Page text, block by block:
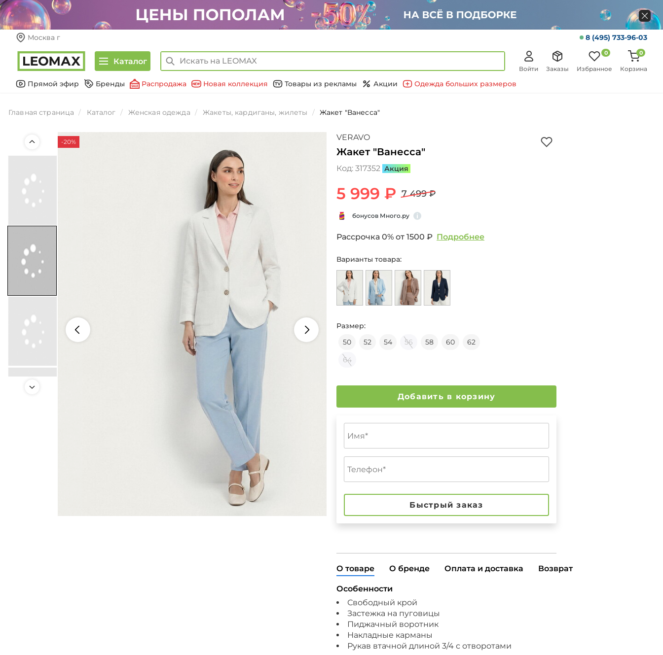
Москва г 8 (495) 733-96-03
Каталог
Войти Заказы Избранное
0
Корзина
0
Прямой эфир Бренды Распродажа Новая коллекция Товары из рекламы Акции Одежда больших размеров
Главная страница Каталог Женская одежда Жакеты, кардиганы, жилеты Жакет "Ванесса"
-20% VERAVO
Жакет "Ванесса"
Код: 317352 Акция
5 999 ₽ 7 499 ₽
бонусов Много.ру
Рассрочка 0% от 1500 ₽ Подробнее
Варианты товара:
Размер:
50
52 54 56 58 60
62
64
Добавить в корзину
Быстрый заказ
О товаре О бренде Оплата и доставка Возврат
Особенности
Свободный крой
Застежка на пуговицы
Пиджачный воротник
Накладные карманы
Рукав втачной длиной 3/4 с отворотами